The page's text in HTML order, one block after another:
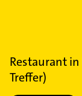
Restaurantin
Treffer)